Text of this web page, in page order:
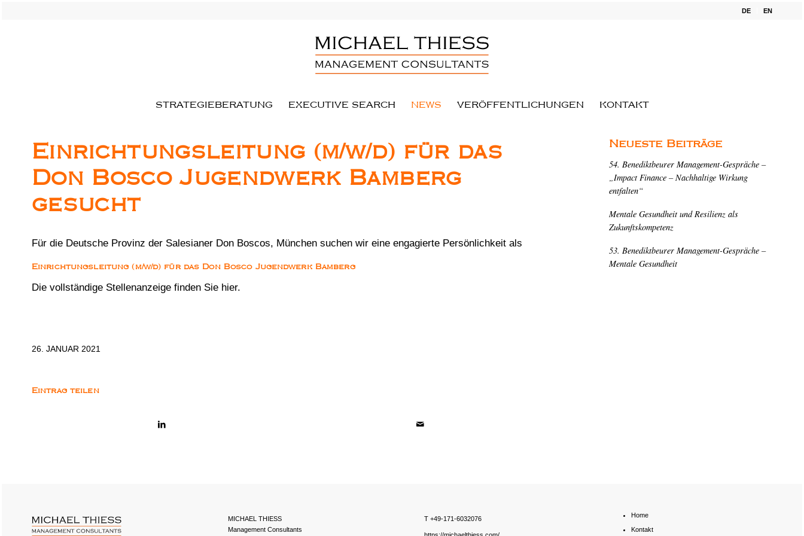
DE EN
STRATEGIEBERATUNG EXECUTIVE SEARCH NEWS VERÖFFENTLICHUNGEN KONTAKT
Einrichtungsleitung (m/w/d) für das
Don Bosco Jugendwerk Bamberg
gesucht
Für die Deutsche Provinz der Salesianer Don Boscos, München suchen wir eine engagierte Persönlichkeit als
Einrichtungsleitung (m/w/d) für das Don Bosco Jugendwerk Bamberg
Die vollständige Stellenanzeige finden Sie hier.
26. JANUAR 2021
Eintrag teilen
Neueste Beiträge
54. Benediktbeurer Management-Gespräche –
„Impact Finance – Nachhaltige Wirkung
entfalten“
Mentale Gesundheit und Resilienz als
Zukunftskompetenz
53. Benediktbeurer Management-Gespräche –
Mentale Gesundheit
MICHAEL THIESS
Management Consultants
T +49-171-6032076
Home
Kontakt